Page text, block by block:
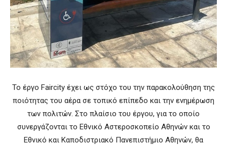
To έργο Faircity έχει ως στόχο του την παρακολούθηση της
ποιότητας του αέρα σε τοπικό επίπεδο και την ενημέρωση
των πολιτών. Στο πλαίσιο του έργου, για το οποίο
συνεργάζονται το Εθνικό Αστεροσκοπείο Αθηνών και το
Εθνικό και Καποδιστριακό Πανεπιστήμιο Αθηνών, θα